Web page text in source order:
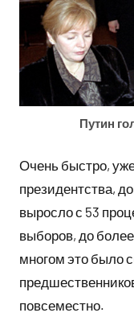
Путин
Очень быстро,
президентства,
выросло с 53
выборов, до
многом это было
повсеместно.